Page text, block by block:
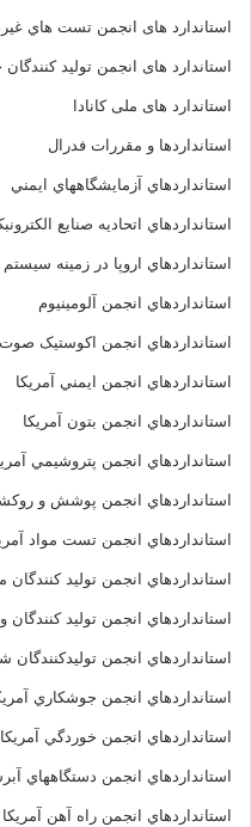
استاندارد های انجمن تست هاي
استاندارد های انجمن توليد
استاندارد های ملی کانادا
استانداردها و مقررات فدرال
استانداردهاي آزمايشگاههاي ايمني
استانداردهاي اتحاديه صنايع
استانداردهاي اروپا در زمينه
استانداردهاي انجمن آلومينيوم
استانداردهاي انجمن اکوستيک صوت
استانداردهاي انجمن ايمني آمريکا
استانداردهاي انجمن بتون آمريکا
استانداردهاي انجمن پتروشيمي
استانداردهاي انجمن پوشش و
استانداردهاي انجمن تست مواد
استانداردهاي انجمن توليد
استانداردهاي انجمن توليد
استانداردهاي انجمن توليدکنندگان
استانداردهاي انجمن جوشکاري
استانداردهاي انجمن خوردگي آمريکا
استانداردهاي انجمن دستگاههاي
استانداردهاي انجمن راه آهن آمريکا